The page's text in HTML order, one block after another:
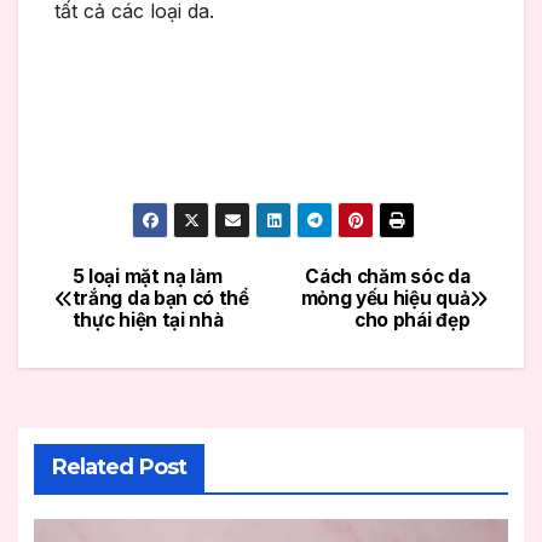
tất cả các loại da.
Điều
hướng
viết
Cách chăm sóc da
mỏng yếu hiệu quả
cho phái đẹp
5 loại mặt nạ làm
trắng da bạn có thể
thực hiện tại nhà
Related Post